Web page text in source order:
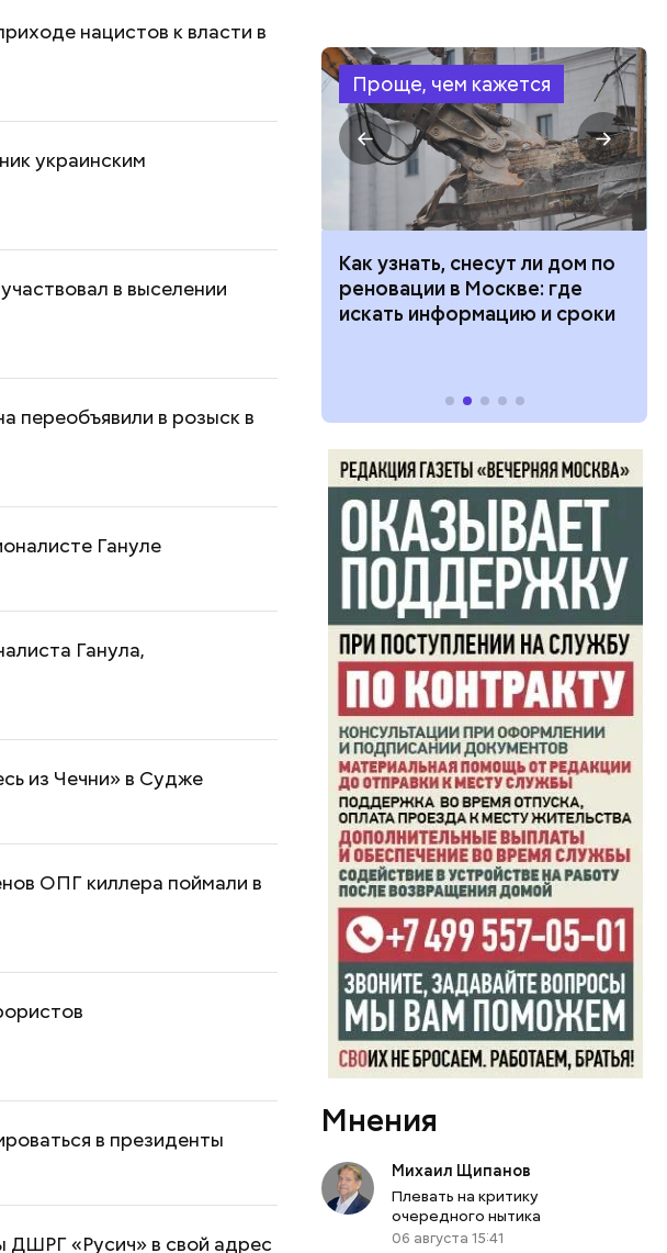
нацистов к власти в
украинским
в выселении
переобъявили в розыск в
Гануле
Ганула,
из Чечни» в Судже
ОПГ киллера поймали в
в президенты
«Русич» в свой адрес
Проще, чем кажется
рублей от государства при
Как узнать, снесут ли дом по
реновации в Москве: где
искать информацию и сроки
Мнения
Михаил Щипанов
Плевать на критику
очередного нытика
06 августа 15:41